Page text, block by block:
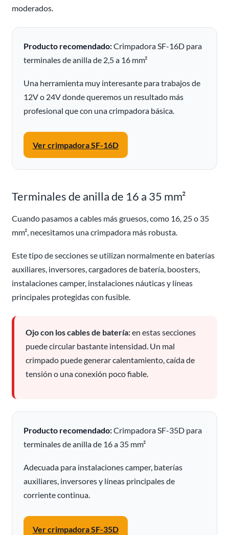
moderados.
Producto recomendado:Crimpadora SF-16D para
terminales de anilla de 2,5 a 16 mm²
Una herramienta muy interesante para trabajos de
12V o 24V donde queremos un resultado más
profesional que con una crimpadora básica.
Ver crimpadora SF-16D
Terminales de anilla de 16 a 35 mm²
Cuando pasamos a cables más gruesos, como 16, 25 o 35
mm², necesitamos una crimpadora más robusta.
Este tipo de secciones se utilizan normalmente en baterías
auxiliares, inversores, cargadores de batería, boosters,
instalaciones camper, instalaciones náuticas y líneas
principales protegidas con fusible.
Ojo con los cables de batería:en estas secciones
puede circular bastante intensidad. Un mal
crimpado puede generar calentamiento, caída de
tensión o una conexión poco fiable.
Producto recomendado:Crimpadora SF-35D para
terminales de anilla de 16 a 35 mm²
Adecuada para instalaciones camper, baterías
auxiliares, inversores y líneas principales de
corriente continua.
Ver crimpadora SF-35D